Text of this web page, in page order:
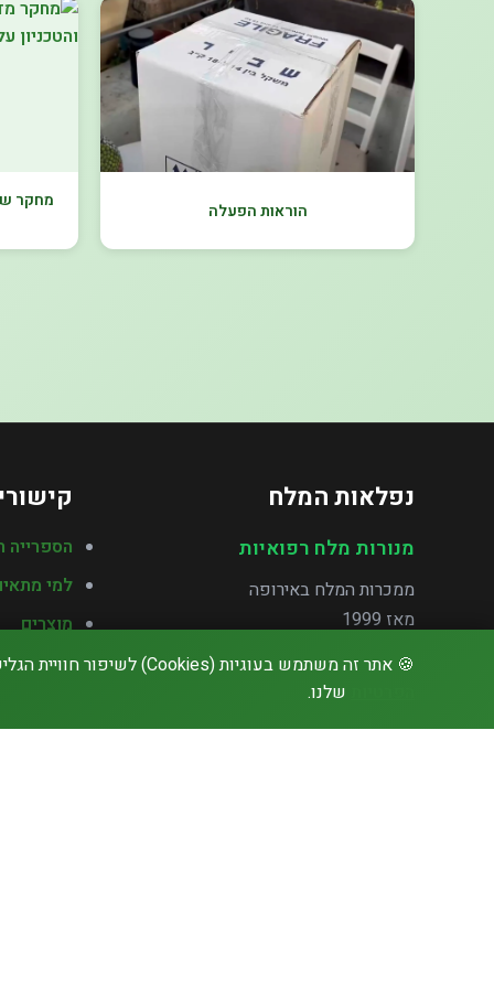
הוראות הפעלה מחקר
נפלאות המלח
מנורות מלח רפואיות
ממכרות המלח באירופה
מאז 1999
הספרייה
למי
מוצרים
שאלות
🍪 אתר זה משתמש בעוגיות (Cookies) לשיפור חוויית הגלישה שלך. בהמשך הגלישה באתר, אתה מסכים לשימוש בעוגיות בהתאם ל
שלנו.